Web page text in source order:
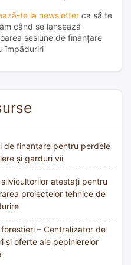
te la newsletter ca să te
când se lansează
sesiune de finanțare
împăduriri
de finanțare pentru perdele
și garduri vii
atestați pentru
proiectelor tehnice de
forestieri – Centralizator de
și oferte ale pepinierelor